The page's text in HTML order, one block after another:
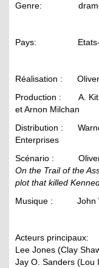
Genre: drame /
Pays: Etats-
Réalisation : Oliver
Production : A.
et Arnon Milchan
Distribution :
Enterprises
Scénario : Oliver
On the Trail of the
plot that killed
Musique : John
Acteurs principaux:
Lee Jones (Clay
Jay O. Sanders (Lou